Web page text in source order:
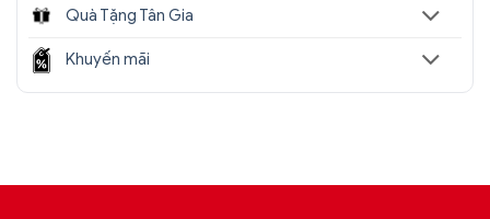
Quà Tặng Tân Gia
Khuyến mãi